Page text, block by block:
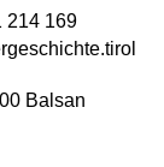
214 169
Balsan